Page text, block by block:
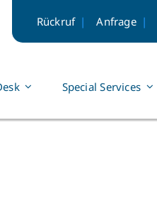
Rückruf Anfrage
Special Services